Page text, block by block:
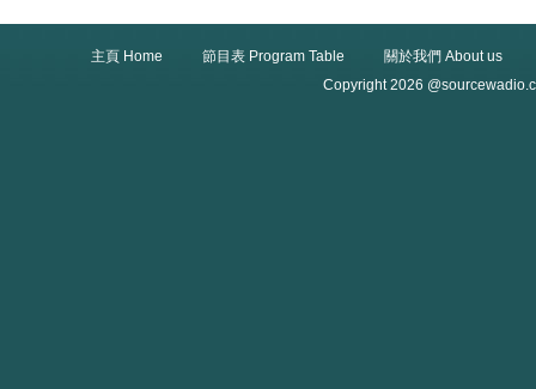
主頁 Home 節目表 Program Table
關於我們 About us
Copyright 2026